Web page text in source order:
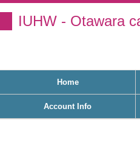
IUHW - Otawara
Home
Account Info